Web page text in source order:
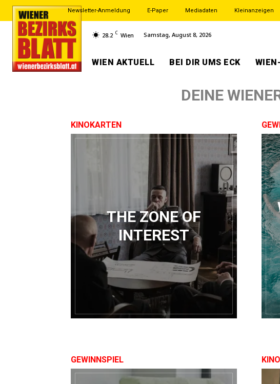
Newsletter-Anmeldung E-Paper Mediadaten Kleinanzeigen
28.2 C Wien Samstag, August 8, 2026
WIEN AKTUELL BEI DIR UMS ECK
DEINE
KINOKARTEN
THE ZONE OF
INTEREST
GEWINNSPIEL